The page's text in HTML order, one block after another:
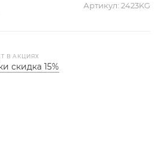
Артикул: 2423KG
В АКЦИЯХ
скидка 15%